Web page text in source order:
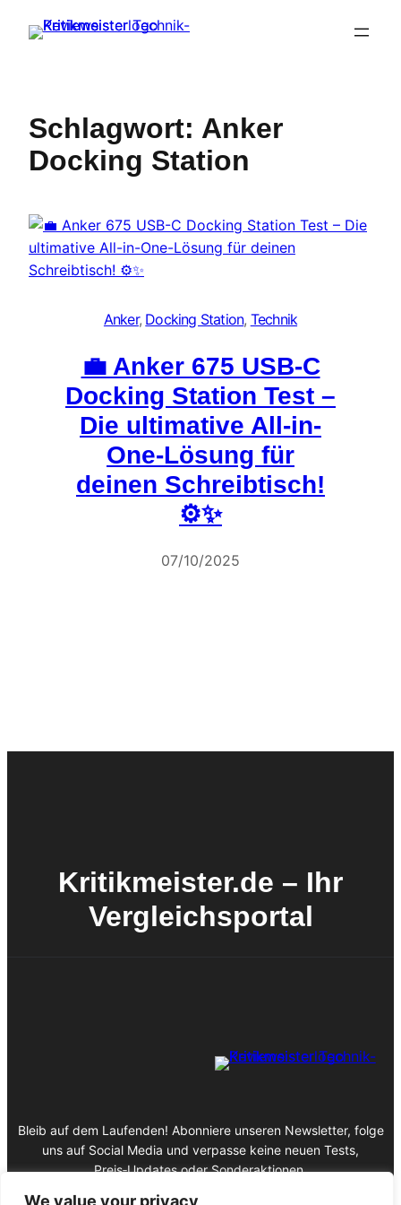
We value your privacy
Inhalt
Schlagwort: Anker
Docking Station
Anker, Docking Station, Technik
💼 Anker 675 USB-C
Docking Station Test –
Die ultimative All-in-
One-Lösung für
deinen Schreibtisch!
⚙️✨
07/10/2025
Kritikmeister.de – Ihr
Vergleichsportal
Bleib auf dem Laufenden! Abonniere unseren Newsletter, folge
uns auf Social Media und verpasse keine neuen Tests,
Preis‑Updates oder Sonderaktionen.